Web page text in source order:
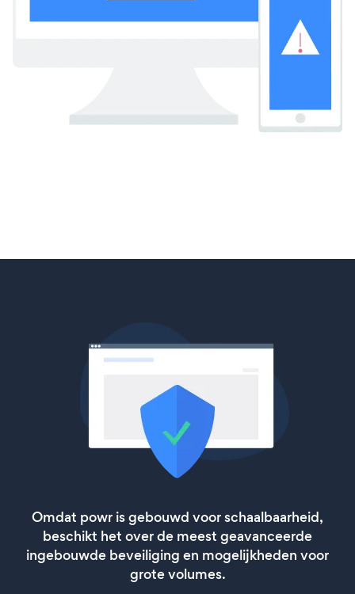
Omdat powr is gebouwd voor schaalbaarheid,
beschikt het over de meest geavanceerde
ingebouwde beveiliging en mogelijkheden voor
grote volumes.